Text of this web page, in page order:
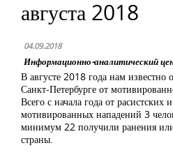
августа 2018
04.09.2018
Информационно-аналитический
В августе 2018 года нам известно
Санкт-Петербурге от
Всего с начала года от расистских
мотивированных нападений 3
минимум 22 получили ранения
страны.